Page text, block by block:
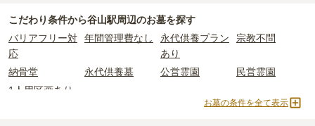
使用料のみかかります。
なお、お墓によっては以下の費用が別途かかる場合があります。
・
：お墓を新しく建てた際に行う儀式のための費
用。僧侶に渡すお布施がかかります。
・ 納骨式の費用
価格の目安は、1名あたり5万円〜30万円程度です。
谷山駅周辺で安価なお墓を探したい場合は、価格の安い順で並び替
えてお墓を探すのがおすすめです。
れているケースがほとんどです。
主な条件として、遺骨がすでにある、該当の市区町村に一定年数以
上住んでいるなどが挙げられます。
条件を満たさない場合は、申し込み自体ができないことも多いた
め、事前の確認が重要です。
契約条件の詳細は、各霊園のページをご確認いただくか、資料請求
詳しくは、谷山駅周辺の永代供養の一覧をご覧ください。
こだわり条件から谷山駅周辺のお墓を探す
バリアフリー対
応
年間管理費なし
永代供養プラン
あり
宗教不問
納骨堂 永代供養墓 公営霊園
民営霊園
1人用区画あり
お墓の条件を全て表示